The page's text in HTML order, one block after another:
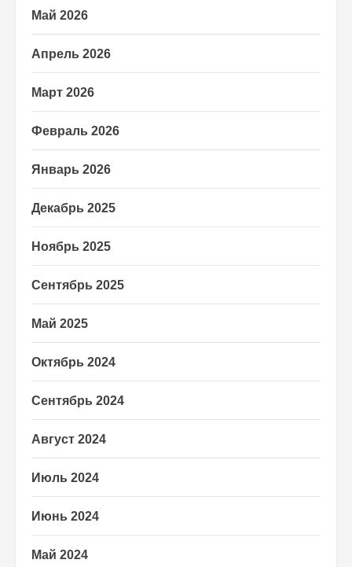
Май 2026
Апрель 2026
Март 2026
Февраль 2026
Январь 2026
Декабрь 2025
Ноябрь 2025
Сентябрь 2025
Май 2025
Октябрь 2024
Сентябрь 2024
Август 2024
Июль 2024
Июнь 2024
Май 2024